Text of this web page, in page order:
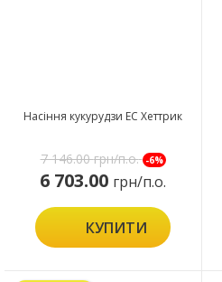
Насіння кукурудзи ЕС Хеттрик
7 146.00грн/п.о. -6%
6 703.00 грн/п.о.
КУПИТИ